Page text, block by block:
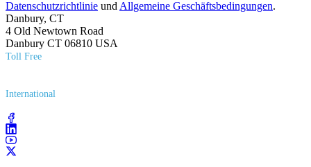
Datenschutzrichtlinie und Allgemeine Geschäftsbedingungen.
Danbury, CT
4 Old Newtown Road
Danbury CT 06810 USA
Toll Free
International